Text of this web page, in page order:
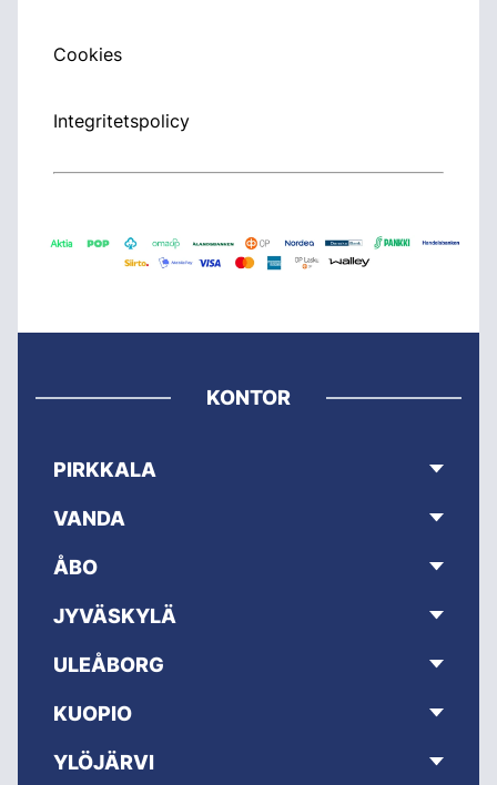
Cookies
Integritetspolicy
KONTOR
PIRKKALA
VANDA
ÅBO
JYVÄSKYLÄ
ULEÅBORG
KUOPIO
YLÖJÄRVI